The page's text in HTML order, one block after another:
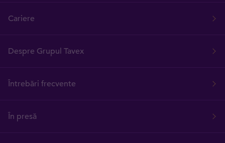
Cariere
Despre Grupul Tavex
Întrebări frecvente
În presă